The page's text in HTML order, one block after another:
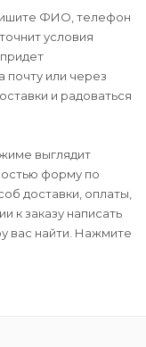
ФИО, телефон
условия
или через
и радоваться
выглядит
форму по
доставки, оплаты,
к заказу написать
вас найти. Нажмите